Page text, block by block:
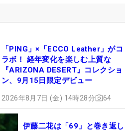
「PING」×「ECCO Leather」がコ
ラボ！ 経年変化を楽しむ上質な
『ARIZONA DESERT』コレクショ
ン、9月15日限定デビュー
2026年8月7日 (金) 14時28分 64
伊藤二花は「69」と巻き返し